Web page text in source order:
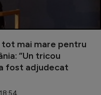
mai mare pentru
”Un tricou
fost adjudecat